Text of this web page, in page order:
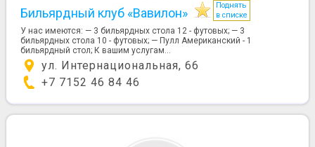
Бильярдный клуб «Вавилон»
Поднять
в списке
У нас имеются: — 3 бильярдных стола 12 - футовых; — 3
бильярдных стола 10 - футовых; — Пулл Американский - 1
бильярдный стол; К вашим услугам...
ул. Интернациональная, 66
+7 7152 46 84 46